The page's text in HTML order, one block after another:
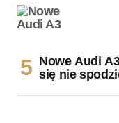
Nowe Audi
się nie